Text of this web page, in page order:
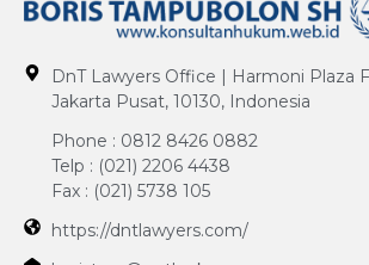
DnT Lawyers Office | Harmoni Plaza
Jakarta Pusat, 10130, Indonesia
Phone : 0812 8426 0882
Telp : (021) 2206 4438
Fax : (021) 5738 105
https://dntlawyers.com/